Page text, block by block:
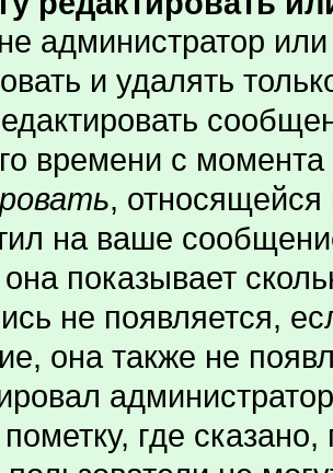
администратор
и удалять
времени с
,
на ваше
показывает
не появляется,
она также не
пометку, где